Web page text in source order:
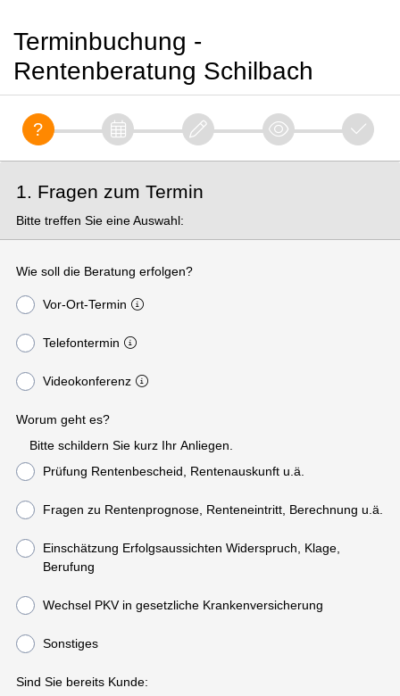
Terminbuchung -
Rentenberatung Schilbach
1. Fragen zum Termin
Bitte treffen Sie eine Auswahl:
Wie soll die Beratung erfolgen?
Vor-Ort-Termin
Telefontermin
Videokonferenz
Worum geht es?
Bitte schildern Sie kurz Ihr Anliegen.
Prüfung Rentenbescheid, Rentenauskunft u.ä.
Fragen zu Rentenprognose, Renteneintritt, Berechnung u.ä.
Einschätzung Erfolgsaussichten Widerspruch, Klage,
Berufung
Wechsel PKV in gesetzliche Krankenversicherung
Sonstiges
Sind Sie bereits Kunde: